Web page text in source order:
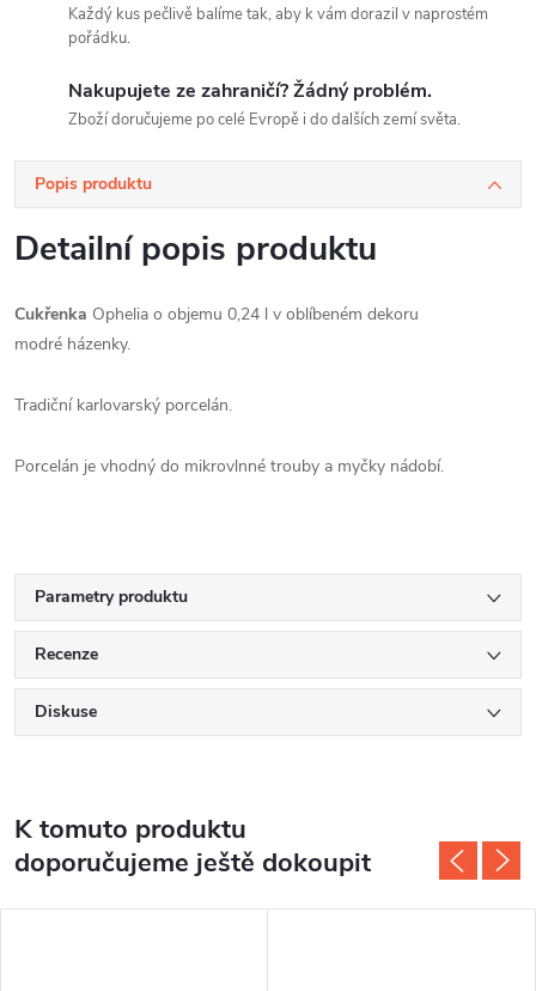
Každý kus pečlivě balíme tak, aby k vám dorazil v naprostém
pořádku.
Nakupujete ze zahraničí? Žádný problém.
Zboží doručujeme po celé Evropě i do dalších zemí světa.
Popis produktu
Detailní popis produktu
Cukřenka Ophelia o objemu 0,24 l v oblíbeném dekoru
modré házenky.
Tradiční karlovarský porcelán.
Porcelán je vhodný do mikrovlnné trouby a myčky nádobí.
Parametry produktu
Recenze
Diskuse
K tomuto produktu
doporučujeme ještě dokoupit